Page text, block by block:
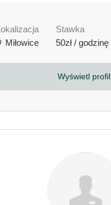
Lokalizacja
Miłowice
Stawka
50zł / godzinę
Wyświetl profil